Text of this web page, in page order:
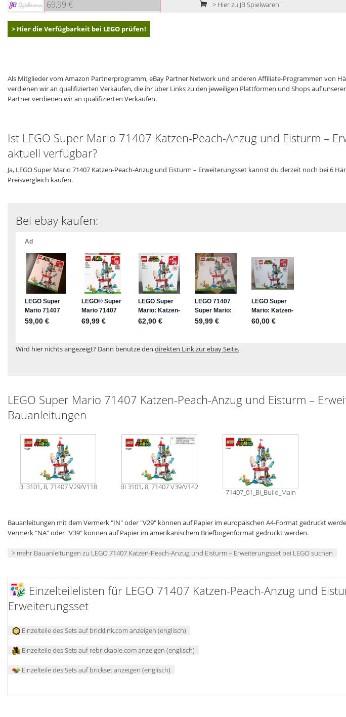
69,99 € > Hier zu JB Spielwaren!
> Hier die Verfügbarkeit bei LEGO prüfen!
Als Mitglieder vom Amazon Partnerprogramm, eBay Partner Network und anderen Affiliate-Programmen von
verdienen wir an qualifizierten Verkäufen, die ihr über Links zu den jeweiligen Plattformen und Shops auf
Partner verdienen wir an qualifizierten Verkäufen.
Ist LEGO Super Mario 71407 Katzen-Peach-Anzug und Eisturm –
aktuell verfügbar?
Ja, LEGO Super Mario 71407 Katzen-Peach-Anzug und Eisturm – Erweiterungsset kannst du derzeit noch bei 6
Preisvergleich kaufen.
Bei ebay kaufen:
Wird hier nichts angezeigt? Dann benutze den direkten Link zur ebay Seite.
LEGO Super Mario 71407 Katzen-Peach-Anzug und Eisturm –
Bauanleitungen
BI 3101, 8, 71407 V29/V118 BI 3101, 8, 71407 V39/V142
71407_01_BI_Build_Main
Bauanleitungen mit dem Vermerk "IN" oder "V29" können auf Papier im europäischen A4-Format gedruckt
Vermerk "NA" oder "V39" können auf Papier im amerikanischem Briefbogenformat gedruckt werden.
> mehr Bauanleitungen zu LEGO 71407 Katzen-Peach-Anzug und Eisturm – Erweiterungsset bei LEGO suchen
Einzelteilelisten für LEGO 71407 Katzen-Peach-Anzug und
Erweiterungsset
Einzelteile des Sets auf bricklink.com anzeigen (englisch)
Einzelteile des Sets auf rebrickable.com anzeigen (englisch)
Einzelteile des Sets auf brickset anzeigen (englisch)